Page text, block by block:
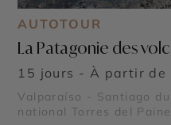
AUTOTOUR
La Patagonie des
15 jours - À partir de
Valparaíso - Santiago
national Torres del Paine